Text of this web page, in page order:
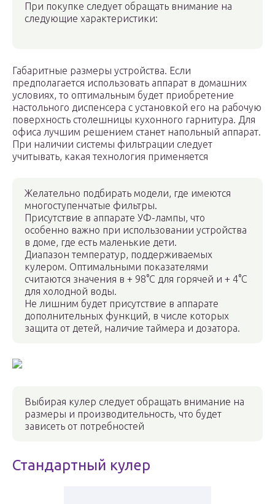
При покупке следует обращать внимание на
следующие характеристики:
Габаритные размеры устройства. Если
предполагается использовать аппарат в домашних
условиях, то оптимальным будет приобретение
настольного диспенсера с установкой его на рабочую
поверхность столешницы кухонного гарнитура. Для
офиса лучшим решением станет напольный аппарат.
При наличии системы фильтрации следует
учитывать, какая технология применяется
Желательно подбирать модели, где имеются
многоступенчатые фильтры.
Присутствие в аппарате УФ-лампы, что
особенно важно при использовании устройства
в доме, где есть маленькие дети.
Диапазон температур, поддерживаемых
кулером. Оптимальными показателями
считаются значения в + 98°С для горячей и + 4°С
для холодной воды.
Не лишним будет присутствие в аппарате
дополнительных функций, в числе которых
защита от детей, наличие таймера и дозатора.
Выбирая кулер следует обращать внимание на
размеры и производительность, что будет
зависеть от потребностей
Стандартный кулер